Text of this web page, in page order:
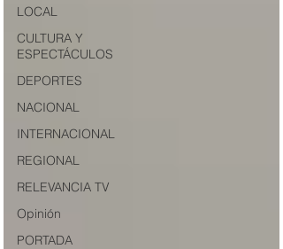
LOCAL
CULTURA Y
ESPECTÁCULOS
DEPORTES
NACIONAL
INTERNACIONAL
REGIONAL
RELEVANCIA TV
Opinión
PORTADA